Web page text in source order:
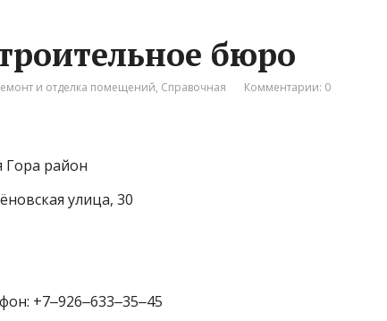
бюро
и отделка помещений, Справочная Комментарии: 0
Гора район
улица, 30
+7‒926‒633‒35‒45